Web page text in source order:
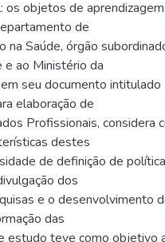
os objetos de
de
na Saúde, órgão
e ao Ministério da
seu documento intitulado
elaboração de
Profissionais, considera
destes
de definição de
dos
e o desenvolvimento
das
estudo teve como objetivo